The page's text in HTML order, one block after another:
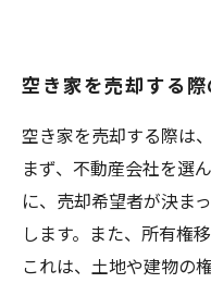
空き家を売却する
空き家を売却する際は
まず、不動産会社を選
に、売却希望者が決ま
します。また、所有権
これは、土地や建物の